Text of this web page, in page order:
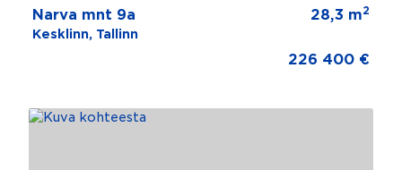
Narva mnt 9a
Kesklinn, Tallinn
28,3 m2
226 400 €